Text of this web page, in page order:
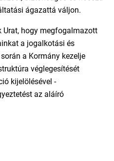
ágazattá váljon.
Urat, hogy megfogalmazott
a jogalkotási és
a Kormány kezelje
véglegesítését
kijelölésével -
az aláíró